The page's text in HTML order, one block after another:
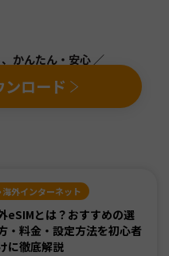
かんたん・安心 ／
ンロード
海外インターネット
eSIMとは？おすすめの選
・料金・設定方法を初心者
に徹底解説